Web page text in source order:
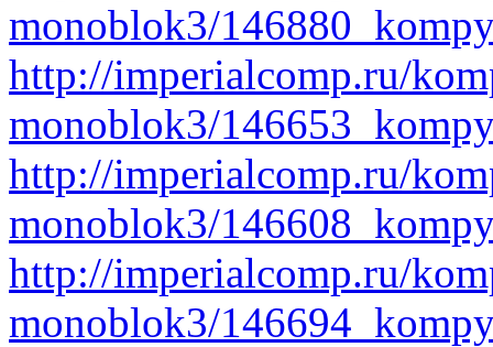
monoblok3/
http://imperialcomp.ru/
monoblok3/
http://imperialcomp.ru/
monoblok3/
http://imperialcomp.ru/
monoblok3/